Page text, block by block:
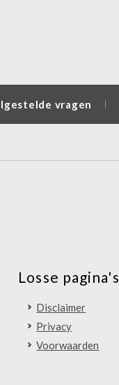
vragen
Losse pagina's
Disclaimer
Privacy
Voorwaarden